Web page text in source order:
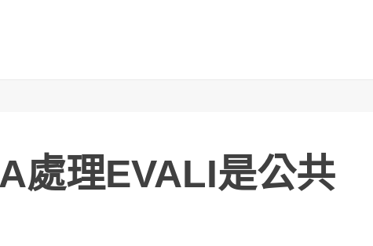
處理EVALI是公共